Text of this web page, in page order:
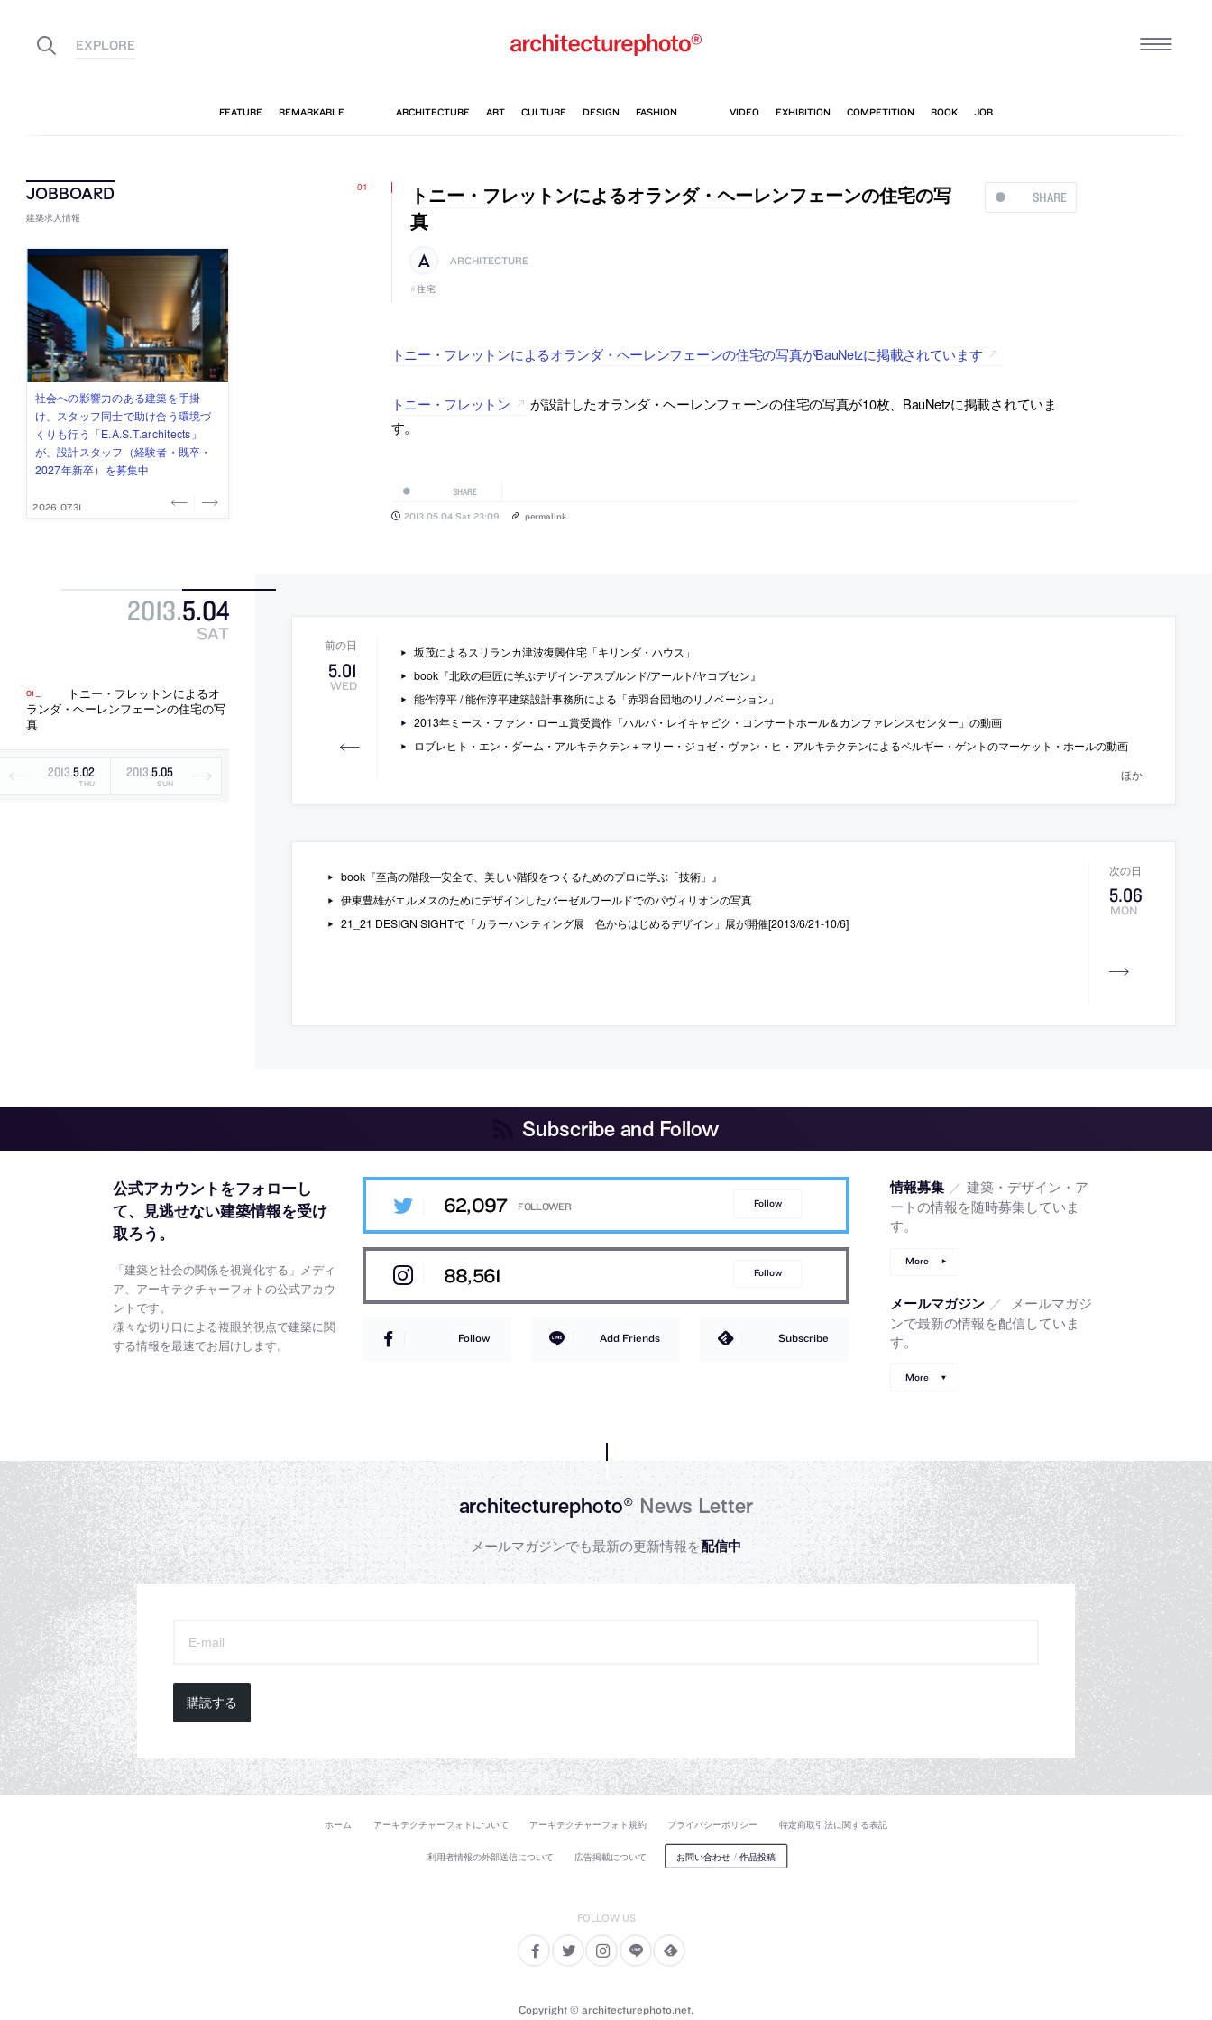
建築求人情報
佐々木慧が主宰する「axonometric株
式会社」が、設計スタッフ（経験
者・既卒・2027年新卒）を募集中
2026.08.07
古民家を軸に全国で“価値循環の仕組
み”を作り、リモートワーク主体の働
き方を実践する「株式会社つぎと」
が、設計スタッフ（経験者・既卒）
を募集中
2026.08.03
リノベる株式会社が、設計パートナ
ー (業務委託) を募集中
2026.08.03
社会への影響力のある建築を手掛
け、スタッフ同士で助け合う環境づ
くりも行う「E.A.S.T.architects」
が、設計スタッフ（経験者・既卒・
2027年新卒）を募集中
2026.07.31
代官山を拠点に活動する「梅澤竜也 /
ALA INC.」が、設計スタッフ・アル
バイト・事務職を募集中
2026.07.30
2013.5.04
SAT
トニー・フレットンによるオ
ランダ・ヘーレンフェーンの住宅の写
真
2013.5.02
THU
2013.5.05
SUN
SHARE
トニー・フレットンによるオランダ・ヘーレンフェーンの住宅の写
真
ARCHITECTURE
住宅
トニー・フレットンによるオランダ・ヘーレンフェーンの住宅の写真がBauNetzに掲載されています
トニー・フレットン
が設計したオランダ・ヘーレンフェーンの住宅の写真が10枚、BauNetzに掲載されていま
す。
SHARE
2013.05.04 Sat 23:09 permalink
5.01
WED
坂茂によるスリランカ津波復興住宅「キリンダ・ハウス」
book『北欧の巨匠に学ぶデザイン-アスプルンド/アールト/ヤコブセン』
能作淳平 / 能作淳平建築設計事務所による「赤羽台団地のリノベーション」
2013年ミース・ファン・ローエ賞受賞作「ハルパ・レイキャビク・コンサートホール＆カンファレンスセンター」の動画
ロブレヒト・エン・ダーム・アルキテクテン＋マリー・ジョゼ・ヴァン・ヒ・アルキテクテンによるベルギー・ゲントのマーケット・ホールの動画
ほか
5.06
MON
book『至高の階段―安全で、美しい階段をつくるためのプロに学ぶ「技術」』
伊東豊雄がエルメスのためにデザインしたバーゼルワールドでのパヴィリオンの写真
21_21 DESIGN SIGHTで「カラーハンティング展 色からはじめるデザイン」展が開催[2013/6/21-10/6]
Subscribe and Follow
公式アカウントをフォローし
て、
見逃せない建築情報を受け
取ろう。
「建築と社会の関係を視覚化する」メディ
ア、アーキテクチャーフォトの公式アカウ
ントです。
様々な切り口による複眼的視点で建築に関
する情報を最速でお届けします。
62,097 Follow
88,561 Follow
Follow Add Friends Subscribe
情報募集 ／ 建築・デザイン・ア
ートの情報を随時募集していま
す。
More
メールマガジン ／
メールマガジ
ンで最新の情報を配信していま
す。
More
architecturephoto®News Letter
メールマガジンでも最新の更新情報を配信中
購読する
ホーム アーキテクチャーフォトについて アーキテクチャーフォト規約 プライバシーポリシー 特定商取引法に関する表記
利用者情報の外部送信について 広告掲載について お問い合わせ / 作品投稿
Copyright © architecturephoto.net.